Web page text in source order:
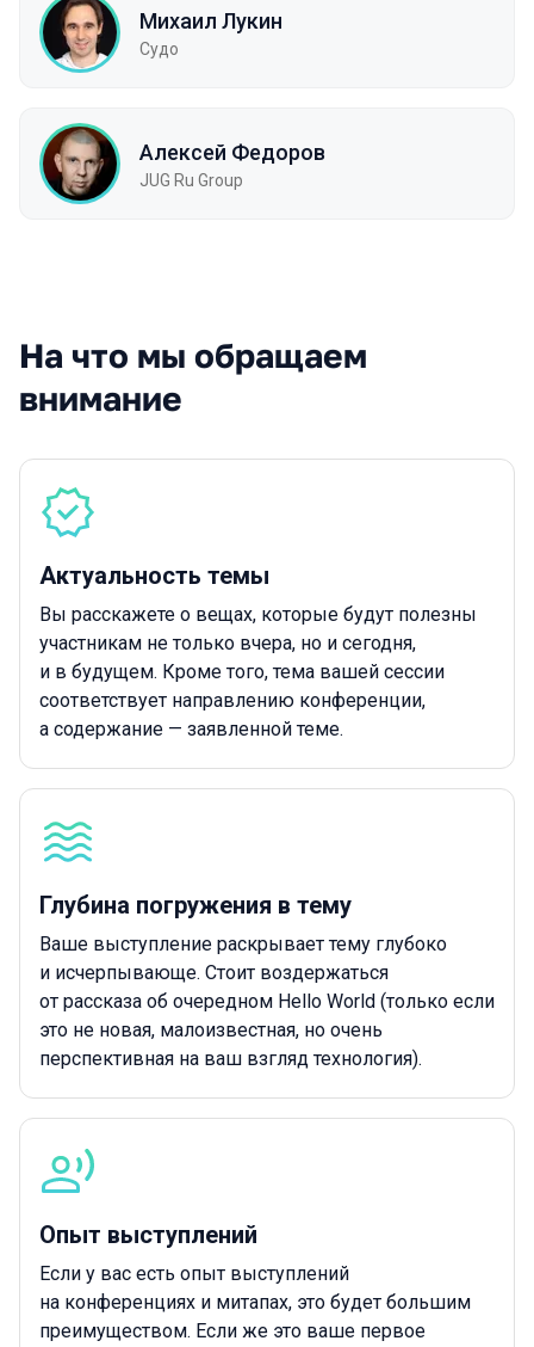
Михаил Лукин
Судо
Алексей Федоров
JUG Ru Group
На что мы обращаем
внимание
Актуальность темы
Вы расскажете о вещах, которые будут полезны
участникам не только вчера, но и сегодня,
и в будущем. Кроме того, тема вашей сессии
соответствует направлению конференции,
а содержание — заявленной теме.
Глубина погружения в тему
Ваше выступление раскрывает тему глубоко
и исчерпывающе. Стоит воздержаться
от рассказа об очередном Hello World (только если
это не новая, малоизвестная, но очень
перспективная на ваш взгляд технология).
Опыт выступлений
Если у вас есть опыт выступлений
на конференциях и митапах, это будет большим
преимуществом. Если же это ваше первое